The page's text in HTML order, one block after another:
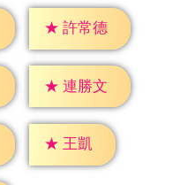
★ 許常德
★ 連勝文
★ 王凱